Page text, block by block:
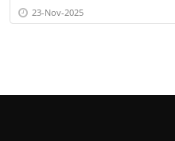
23-Nov-2025